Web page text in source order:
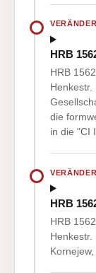
HRB
HRB
Henkestr.
die
in die "CI
HRB
HRB